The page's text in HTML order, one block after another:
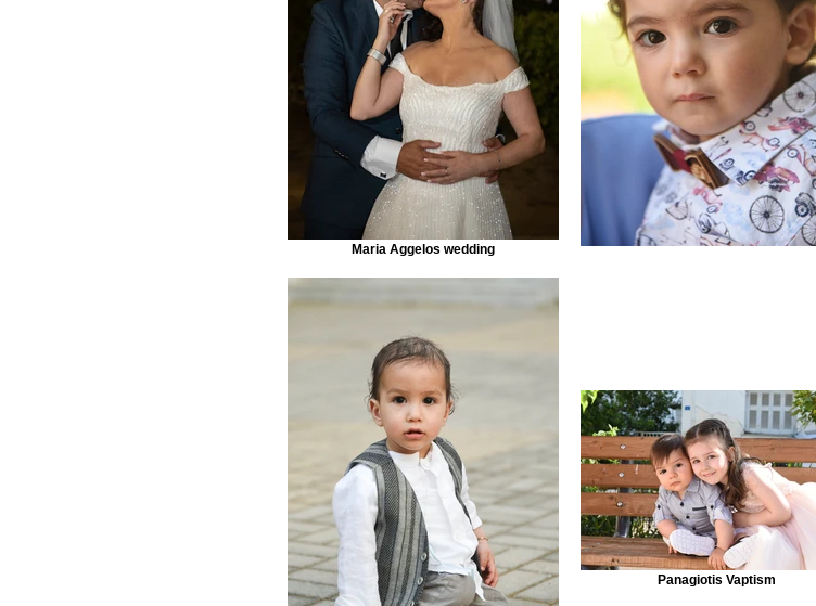
Maria Aggelos wedding
Panagiotis Vaptism